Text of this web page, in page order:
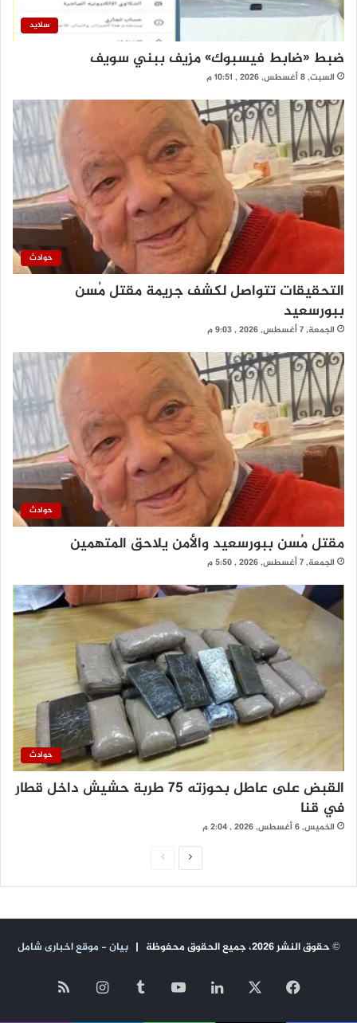
سلايد
ضبط «ضابط فيسبوك» مزيف ببني سويف
السبت, 8 أغسطس, 2026 , 10:51 م
حوادث
التحقيقات تتواصل لكشف جريمة مقتل مُسن
ببورسعيد
الجمعة, 7 أغسطس, 2026 , 9:03 م
حوادث
مقتل مُسن ببورسعيد والأمن يلاحق المتهمين
الجمعة, 7 أغسطس, 2026 , 5:50 م
حوادث
القبض على عاطل بحوزته 75 طربة حشيش داخل قطار
في قنا
الخميس, 6 أغسطس, 2026 , 2:04 م
ح
ح
© حقوق النشر 2026، جميع الحقوق محفوظة | بيان - موقع اخبارى شامل
فيسبوك لينكدإن ‫YouTube انستقرام